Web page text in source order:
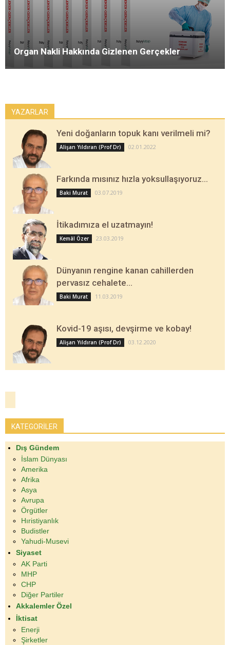
Organ Nakli Hakkında Gizlenen Gerçekler
YAZARLAR
Yeni doğanların topuk kanı verilmeli mi?
Alişan Yıldıran (Prof Dr) 02.01.2022
Farkında mısınız hızla yoksullaşıyoruz…
Baki Murat 03.07.2019
İtikadımıza el uzatmayın!
Kemâl Özer 23.03.2019
Dünyanın rengine kanan cahillerden
pervasız cehalete…
Baki Murat 11.03.2019
Kovid-19 aşısı, devşirme ve kobay!
Alişan Yıldıran (Prof Dr) 03.12.2020
KATEGORİLER
Dış Gündem
İslam Dünyası
Amerika
Afrika
Asya
Avrupa
Örgütler
Hıristiyanlık
Budistler
Yahudi-Musevi
Siyaset
AK Parti
MHP
CHP
Diğer Partiler
Akkalemler Özel
İktisat
Enerji
Şirketler